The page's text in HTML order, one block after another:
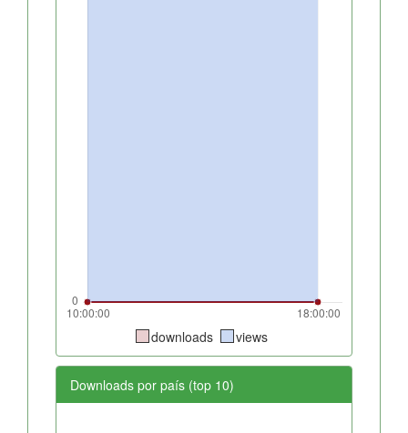
downloads views
Downloads por país (top 10)